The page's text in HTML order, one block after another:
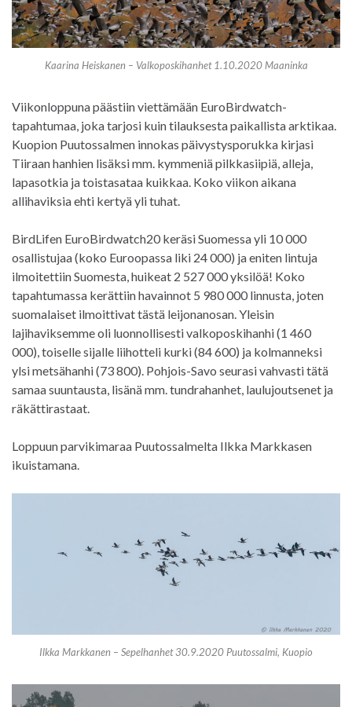
Kaarina Heiskanen – Valkoposkihanhet 1.10.2020 Maaninka
Viikonloppuna päästiin viettämään EuroBirdwatch-
tapahtumaa, joka tarjosi kuin tilauksesta paikallista arktikaa.
Kuopion Puutossalmen innokas päivystysporukka kirjasi
Tiiraan hanhien lisäksi mm. kymmeniä pilkkasiipiä, alleja,
lapasotkia ja toistasataa kuikkaa. Koko viikon aikana
allihaviksia ehti kertyä yli tuhat.
BirdLifen EuroBirdwatch20 keräsi Suomessa yli 10 000
osallistujaa (koko Euroopassa liki 24 000) ja eniten lintuja
ilmoitettiin Suomesta, huikeat 2 527 000 yksilöä! Koko
tapahtumassa kerättiin havainnot 5 980 000 linnusta, joten
suomalaiset ilmoittivat tästä leijonanosan. Yleisin
lajihaviksemme oli luonnollisesti valkoposkihanhi (1 460
000), toiselle sijalle liihotteli kurki (84 600) ja kolmanneksi
ylsi metsähanhi (73 800). Pohjois-Savo seurasi vahvasti tätä
samaa suuntausta, lisänä mm. tundrahanhet, laulujoutsenet ja
räkättirastaat.
Loppuun parvikimaraa Puutossalmelta Ilkka Markkasen
ikuistamana.
Ilkka Markkanen – Sepelhanhet 30.9.2020 Puutossalmi, Kuopio